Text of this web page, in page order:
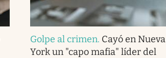
Golpe al crimen. Cayó en Nueva
York un "capo mafia" líder del